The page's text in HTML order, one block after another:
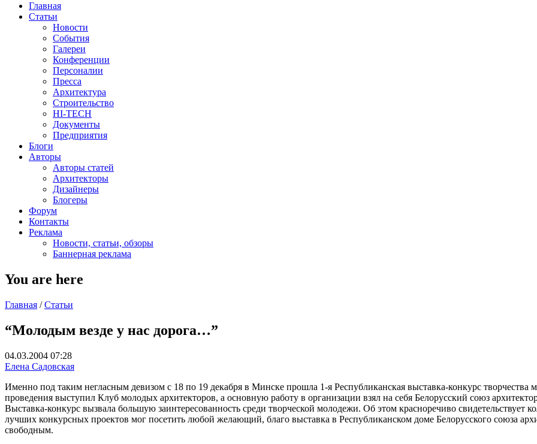
Главная
Статьи
Новости
События
Галереи
Конференции
Персоналии
Пресса
Архитектура
Строительство
HI-TECH
Документы
Предприятия
Блоги
Авторы
Авторы статей
Архитекторы
Дизайнеры
Блогеры
Форум
Контакты
Реклама
Новости, статьи, обзоры
Баннерная реклама
You are here
Главная / Статьи
“Молодым везде у нас дорога…”
04.03.2004 07:28
Елена Садовская
Именно под таким негласным девизом с 18 по 19 декабря в Минске прошла 1-я Республиканская выставка-конкурс
проведения выступил Клуб молодых архитекторов, а основную работу в организации взял на себя Белорусский союз
Выставка-конкурс вызвала большую заинтересованность среди творческой молодежи. Об этом красноречиво
лучших конкурсных проектов мог посетить любой желающий, благо выставка в Республиканском доме Белорусского союза
свободным.